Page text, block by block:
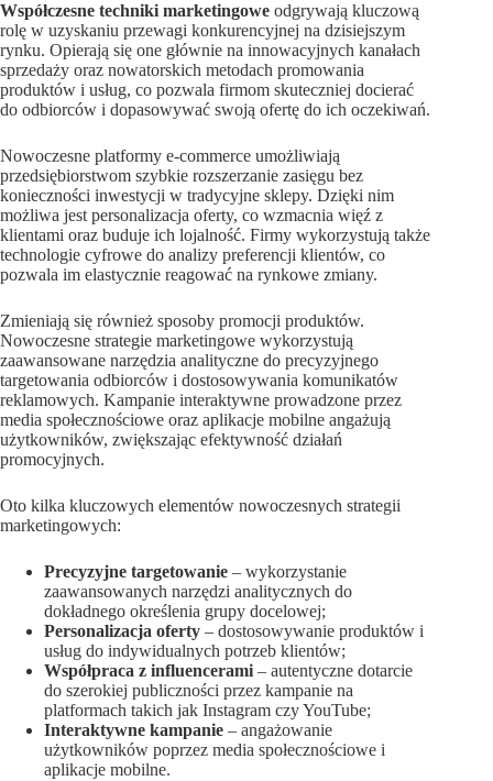
Współczesne techniki marketingowe odgrywają kluczową
rolę w uzyskaniu przewagi konkurencyjnej na dzisiejszym
rynku. Opierają się one głównie na innowacyjnych kanałach
sprzedaży oraz nowatorskich metodach promowania
produktów i usług, co pozwala firmom skuteczniej docierać
do odbiorców i dopasowywać swoją ofertę do ich oczekiwań.
Nowoczesne platformy e-commerce umożliwiają
przedsiębiorstwom szybkie rozszerzanie zasięgu bez
konieczności inwestycji w tradycyjne sklepy. Dzięki nim
możliwa jest personalizacja oferty, co wzmacnia więź z
klientami oraz buduje ich lojalność. Firmy wykorzystują także
technologie cyfrowe do analizy preferencji klientów, co
pozwala im elastycznie reagować na rynkowe zmiany.
Zmieniają się również sposoby promocji produktów.
Nowoczesne strategie marketingowe wykorzystują
zaawansowane narzędzia analityczne do precyzyjnego
targetowania odbiorców i dostosowywania komunikatów
reklamowych. Kampanie interaktywne prowadzone przez
media społecznościowe oraz aplikacje mobilne angażują
użytkowników, zwiększając efektywność działań
promocyjnych.
Oto kilka kluczowych elementów nowoczesnych strategii
marketingowych:
Precyzyjne targetowanie – wykorzystanie
zaawansowanych narzędzi analitycznych do
dokładnego określenia grupy docelowej;
Personalizacja oferty – dostosowywanie produktów i
usług do indywidualnych potrzeb klientów;
Współpraca z influencerami – autentyczne dotarcie
do szerokiej publiczności przez kampanie na
platformach takich jak Instagram czy YouTube;
Interaktywne kampanie – angażowanie
użytkowników poprzez media społecznościowe i
aplikacje mobilne.